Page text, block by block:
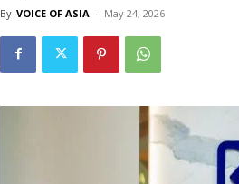
By VOICE OF ASIA - May 24, 2026